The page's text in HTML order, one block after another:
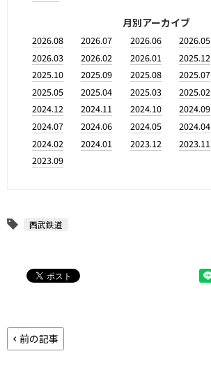
月別アーカイブ
2026.08 2026.07 2026.06 2026.05
2026.03
2026.02 2026.01 2025.12
2025.10
2025.09 2025.08 2025.07
2025.05
2025.04 2025.03 2025.02
2024.12
2024.11 2024.10 2024.09
2024.07
2024.06 2024.05 2024.04
2024.02
2024.01 2023.12 2023.11
2023.09
西武鉄道
前の記事